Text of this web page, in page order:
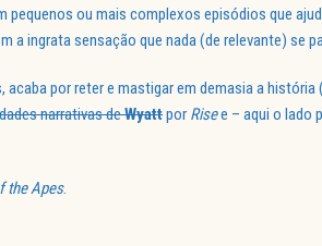
pequenos ou mais complexos episódios que
a ingrata sensação que nada (de relevante) se
por reter e mastigar em demasia a história
narrativas deWyattpor Risee – aqui o lado
the Apes.